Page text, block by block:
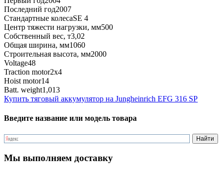
Последний год2007
Стандартные колесаSE 4
Центр тяжести нагрузки, мм500
Собственный вес, т3,02
Общая ширина, мм1060
Строительная высота, мм2000
Voltage48
Traction motor2x4
Hoist motor14
Batt. weight1,013
Купить тяговый аккумулятор на Jungheinrich EFG 316 SP
Введите название или модель товара
Мы выполняем доставку